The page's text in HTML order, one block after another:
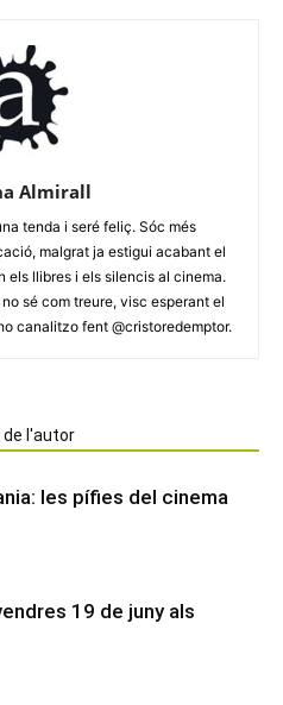
Almirall
tenda i seré feliç. Sóc més
malgrat ja estigui acabant el
els llibres i els silencis al cinema.
sé com treure, visc esperant el
canalitzo fent @cristoredemptor.
de l'autor
les pífies del cinema
19 de juny als